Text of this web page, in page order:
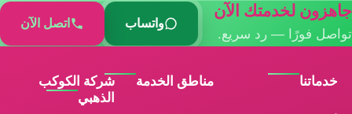
جاهزون لخدمتك الآن
تواصل فورًا — رد سريع.
واتساب اتصل الآن
خدماتنا مناطق الخدمة
شركة الكوكب
الذهبي